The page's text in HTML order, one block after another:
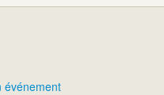
événement